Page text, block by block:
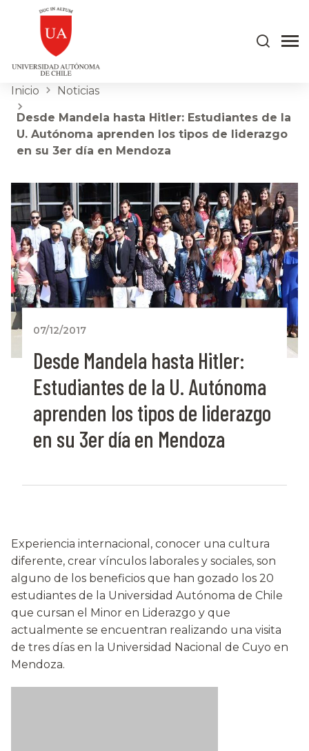
Inicio Noticias
Desde Mandela hasta Hitler: Estudiantes de la
U. Autónoma aprenden los tipos de liderazgo
en su 3er día en Mendoza
07/12/2017
Desde Mandela hasta Hitler:
Estudiantes de la U. Autónoma
aprenden los tipos de liderazgo
en su 3er día en Mendoza
Experiencia internacional, conocer una cultura
diferente, crear vínculos laborales y sociales, son
alguno de los beneficios que han gozado los 20
estudiantes de la Universidad Autónoma de Chile
que cursan el Minor en Liderazgo y que
actualmente se encuentran realizando una visita
de tres días en la Universidad Nacional de Cuyo en
Mendoza.